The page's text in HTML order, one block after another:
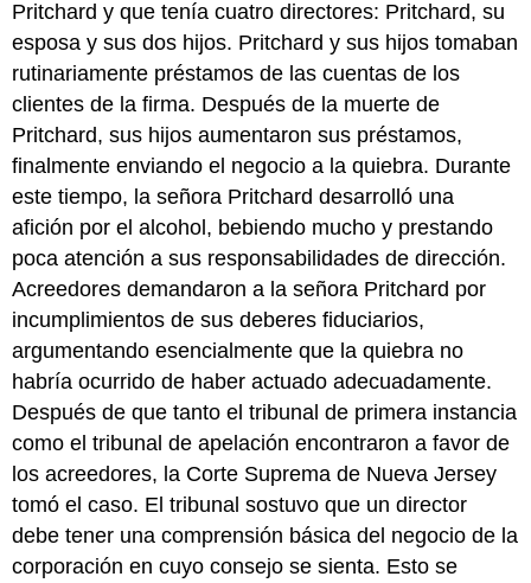
Pritchard y que tenía cuatro directores: Pritchard, su
esposa y sus dos hijos. Pritchard y sus hijos tomaban
rutinariamente préstamos de las cuentas de los
clientes de la firma. Después de la muerte de
Pritchard, sus hijos aumentaron sus préstamos,
finalmente enviando el negocio a la quiebra. Durante
este tiempo, la señora Pritchard desarrolló una
afición por el alcohol, bebiendo mucho y prestando
poca atención a sus responsabilidades de dirección.
Acreedores demandaron a la señora Pritchard por
incumplimientos de sus deberes fiduciarios,
argumentando esencialmente que la quiebra no
habría ocurrido de haber actuado adecuadamente.
Después de que tanto el tribunal de primera instancia
como el tribunal de apelación encontraron a favor de
los acreedores, la Corte Suprema de Nueva Jersey
tomó el caso. El tribunal sostuvo que un director
debe tener una comprensión básica del negocio de la
corporación en cuyo consejo se sienta. Esto se